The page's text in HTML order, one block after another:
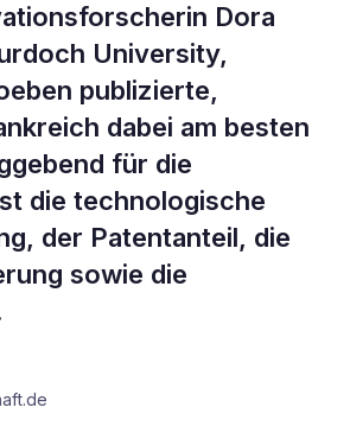
Dora
University,
publizierte,
dabei am besten
für die
die technologische
der Patentanteil, die
sowie die